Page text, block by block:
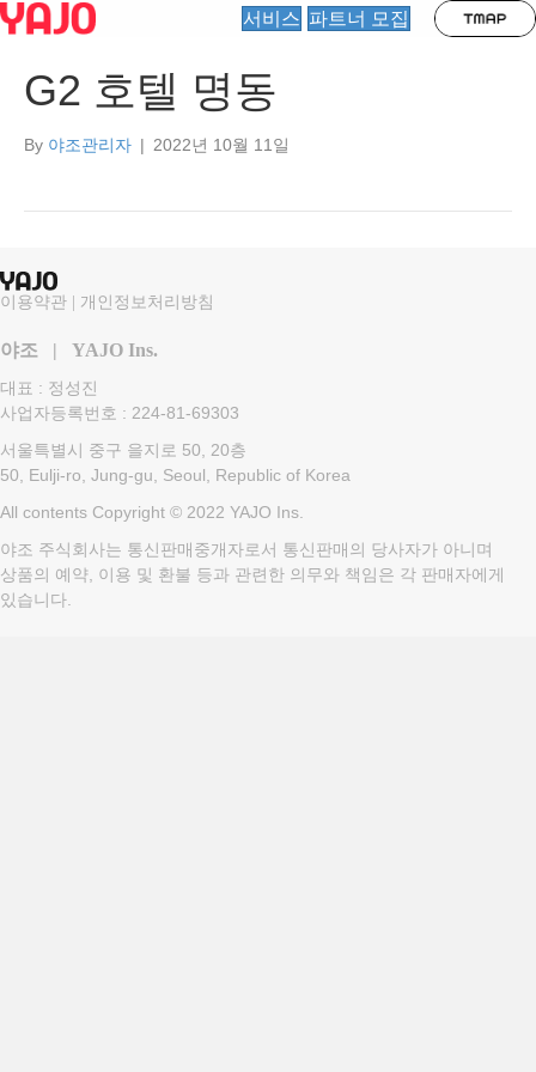
서비스 파트너 모집
G2 호텔 명동
By 야조관리자 | 2022년 10월 11일
이용약관 | 개인정보처리방침
야조 | YAJO Ins.
대표 : 정성진
사업자등록번호 : 224-81-69303
서울특별시 중구 을지로 50, 20층
50, Eulji-ro, Jung-gu, Seoul, Republic of Korea
All contents Copyright © 2022 YAJO Ins.
야조 주식회사는 통신판매중개자로서 통신판매의 당사자가 아니며
상품의 예약, 이용 및 환불 등과 관련한 의무와 책임은 각 판매자에게
있습니다.